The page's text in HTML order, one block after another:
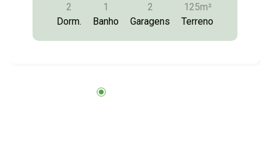
2
Dorm.
1
Banho
2
Garagens
125m²
Terreno